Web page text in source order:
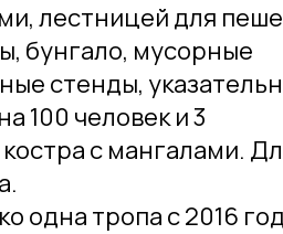
лестницей для
бунгало, мусорные
стенды,
100 человек и 3
с мангалами.
одна тропа с 2016